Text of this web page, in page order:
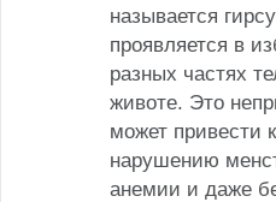
называется
проявляется в
разных частях
животе. Это
может привести
нарушению
анемии и даже